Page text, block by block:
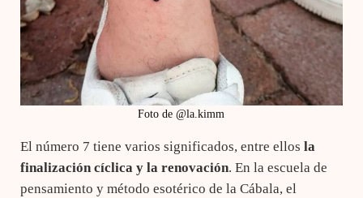
Foto de @la.kimm
El número 7 tiene varios significados, entre ellos la
finalización cíclica y la renovación. En la escuela de
pensamiento y método esotérico de la Cábala, el